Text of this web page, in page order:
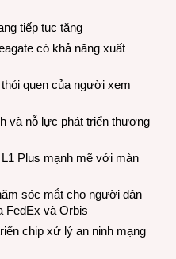
tiếp tục tăng
có khả năng xuất
quen của người xem
và nỗ lực phát triển thương
Plus mạnh mẽ với màn
sóc mắt cho người dân
FedEx và Orbis
chip xử lý an ninh mạng